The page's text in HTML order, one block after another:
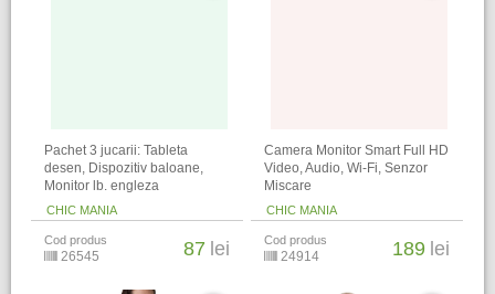
Pachet 3 jucarii: Tableta
desen, Dispozitiv baloane,
Monitor lb. engleza
CHIC MANIA
Cod produs
26545 87 lei
Camera Monitor Smart Full HD
Video, Audio, Wi-Fi, Senzor
Miscare
CHIC MANIA
Cod produs
24914 189 lei